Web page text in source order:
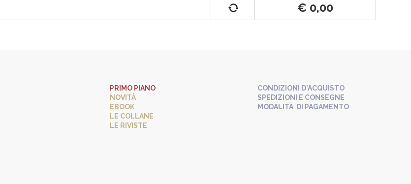
€ 0,00
PRIMO PIANO
NOVITÀ
EBOOK
LE COLLANE
LE RIVISTE
CONDIZIONI D'ACQUISTO
SPEDIZIONI E CONSEGNE
MODALITÀ DI PAGAMENTO